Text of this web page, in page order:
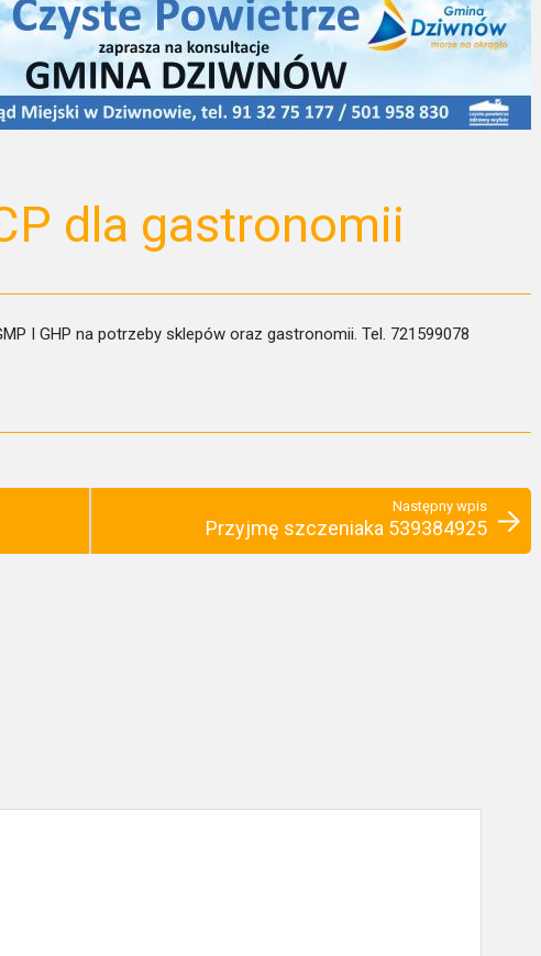
dla gastronomii
I GHP na potrzeby sklepów oraz gastronomii. Tel. 721599078
Następny wpis
Przyjmę szczeniaka 539384925